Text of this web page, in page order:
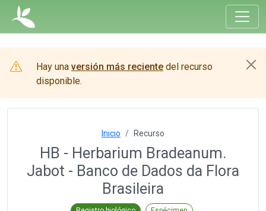
Hay una versión más reciente del recurso
disponible.
Inicio Recurso
HB - Herbarium Bradeanum.
Jabot - Banco de Dados da Flora
Brasileira